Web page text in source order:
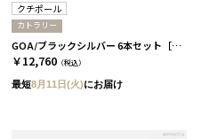
クチポール
カトラリー
GOA/ブラックシルバー 6本セット［クチポール］
￥12,760 （税込）
最短8月11日(火)にお届け